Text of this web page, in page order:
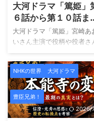
翼」の意味 虎に翼の意味に
いては、過去に紹介していま
す。 そこで、最終週にこの
間タイトルを採用されたの
で、今まで放送された内容か
考えます。 猪爪寅子も恐れ
た、母猪爪はるさんの遺伝
を色濃く受け継いだ寅です
そこに装備されたのが
「翼」、寅の場合は多 ...
大河ドラマ「篤姫」
６話から第１０話ま
のエピソードを総ま
め 再放送中！
大河ドラマ「篤姫」宮崎あ
いさん主演で役柄や役者さ
の人気が高い作品です。 「
メリカでは好きな人と結婚
出来る」とのジョン万次郎
言葉に目を輝かせています
が、江戸時代末期の薩摩藩
分家で生まれた「篤姫」。
んな思いとは離れたところ
NHKの世界 大河ドラマ
豊臣兄弟！
2026/